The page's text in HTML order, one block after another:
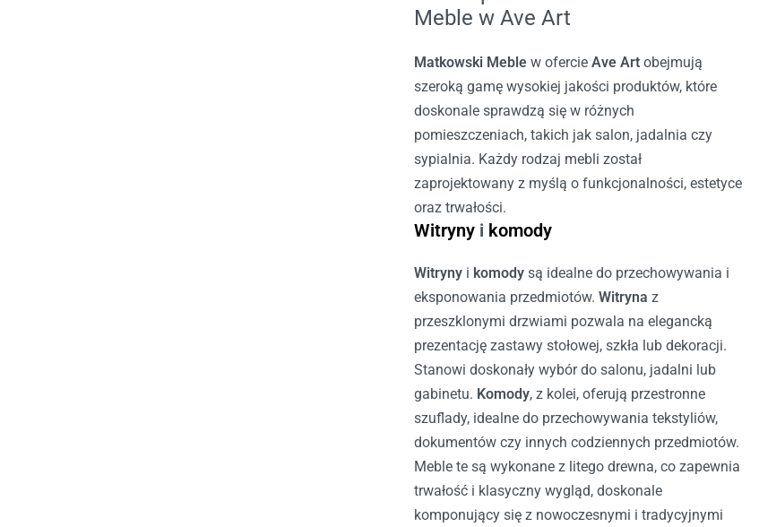
Meble w Ave Art
Matkowski Meble w ofercieAve Art obejmują
szeroką gamę wysokiej jakości produktów, które
doskonale sprawdzą się w różnych
pomieszczeniach, takich jak salon, jadalnia czy
sypialnia. Każdy rodzaj mebli został
zaprojektowany z myślą o funkcjonalności, estetyce
oraz trwałości.
Witryny i komody
Witryny i komody są idealne do przechowywania i
eksponowania przedmiotów.Witryna z
przeszklonymi drzwiami pozwala na elegancką
prezentację zastawy stołowej, szkła lub dekoracji.
Stanowi doskonały wybór do salonu, jadalni lub
gabinetu. Komody, z kolei, oferują przestronne
szuflady, idealne do przechowywania tekstyliów,
dokumentów czy innych codziennych przedmiotów.
Meble te są wykonane z litego drewna, co zapewnia
trwałość i klasyczny wygląd, doskonale
komponujący się z nowoczesnymi i tradycyjnymi